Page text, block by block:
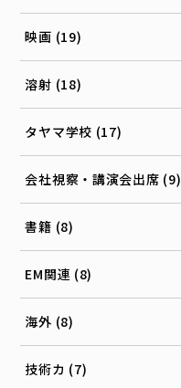
映画 (19)
溶射 (18)
タヤマ学校 (17)
会社視察・講演会出席 (9)
書籍 (8)
EM関連 (8)
海外 (8)
技術カ (7)